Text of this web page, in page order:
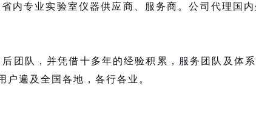
内专业实验室仪器供应商、服务商。公司代理国
遍及全国各地，各行各业。